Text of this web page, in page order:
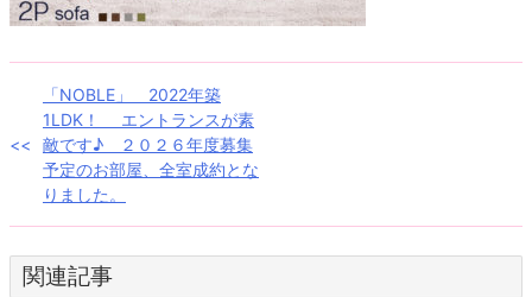
稿
ビ
ゲ
「NOBLE」 2022年築
1LDK！ エントランスが素
敵です♪ ２０２６年度募集
予定のお部屋、全室成約とな
りました。
関連記事